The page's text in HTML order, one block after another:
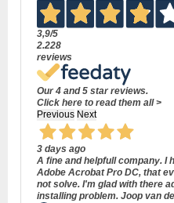
3,9/5
2.228
reviews
Our 4 and 5 star reviews.
Click here to read them all >
Previous Next
3 days ago
A fine and helpfull company. I
Adobe Acrobat Pro DC, that
not solve. I'm glad with there
installing problem. Joop van